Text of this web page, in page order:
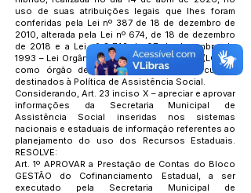
uso de suas atribuições legais que lhes foram
conferidas pela Lei nº 387 de 18 de dezembro de
2010, alterada pela Lei nº 674, de 18 de dezembro
de 2018 e a Lei nº 8.742 de 07 de dezembro de
1993 – Lei Orgânica de Assistência Social (LOAS),
como órgão de controle Social dos recursos
destinados à Política de Assistência Social.
Considerando, Art. 23 inciso X – apreciar e aprovar
informações da Secretaria Municipal de
Assistência Social inseridas nos sistemas
nacionais e estaduais de informação referentes ao
planejamento do uso dos Recursos Estaduais.
RESOLVE:
Art. 1º APROVAR a Prestação de Contas do Bloco
GESTÃO do Cofinanciamento Estadual, a ser
executado pela Secretaria Municipal de